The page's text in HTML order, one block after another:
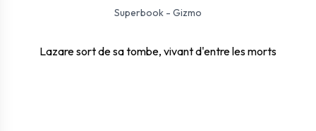
Superbook - Gizmo
0:00 ⛶ Plein écran
Lazare sort de sa tombe, vivant d'entre les morts